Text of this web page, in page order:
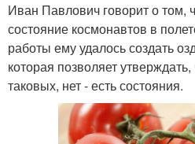
Иван Павлович говорит о том,
состояние космонавтов в
работы ему удалось создать
которая позволяет
таковых, нет - есть состояния.